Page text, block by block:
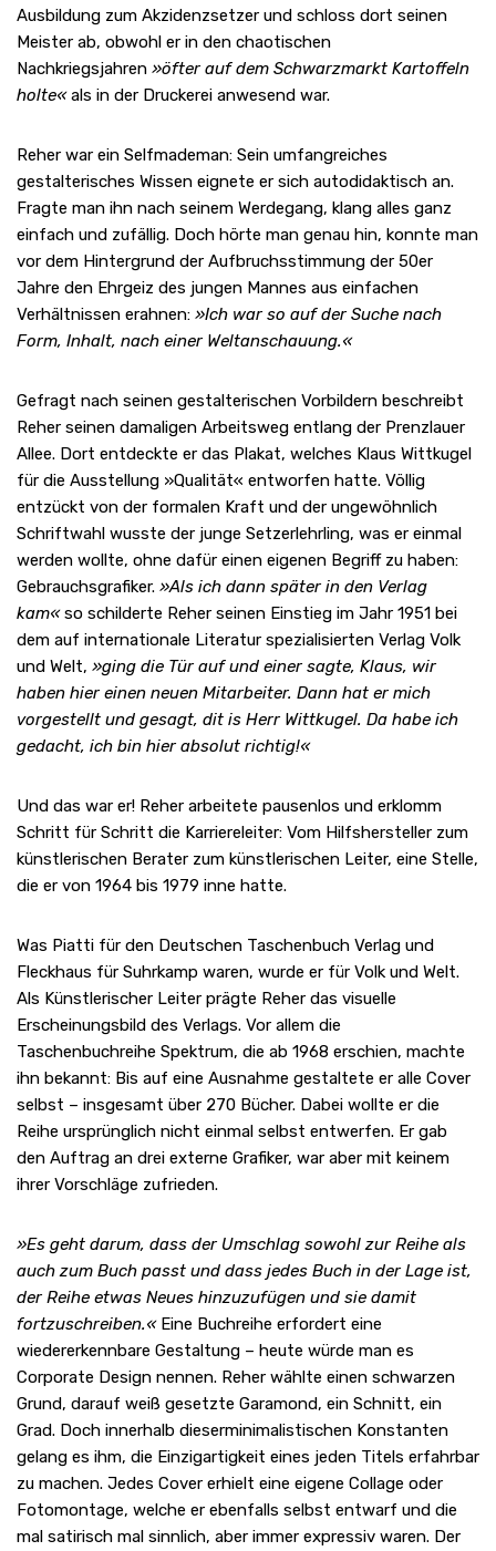
Ausbildung zum Akzidenzsetzer und schloss dort seinen
Meister ab, obwohl er in den chaotischen
Nachkriegsjahren »öfter auf dem Schwarzmarkt Kartoffeln
holte«als in der Druckerei anwesend war.
Reher war ein Selfmademan: Sein umfangreiches
gestalterisches Wissen eignete er sich autodidaktisch an.
Fragte man ihn nach seinem Werdegang, klang alles ganz
einfach und zufällig. Doch hörte man genau hin, konnte man
vor dem Hintergrund der Aufbruchsstimmung der 50er
Jahre den Ehrgeiz des jungen Mannes aus einfachen
Verhältnissen erahnen: »Ich war so auf der Suche nach
Form, Inhalt, nach einer Weltanschauung.«
Gefragt nach seinen gestalterischen Vorbildern beschreibt
Reher seinen damaligen Arbeitsweg entlang der Prenzlauer
Allee. Dort entdeckte er das Plakat, welches Klaus Wittkugel
für die Ausstellung »Qualität« entworfen hatte. Völlig
entzückt von der formalen Kraft und der ungewöhnlich
Schriftwahl wusste der junge Setzerlehrling, was er einmal
werden wollte, ohne dafür einen eigenen Begriff zu haben:
Gebrauchsgrafiker. »Als ich dann später in den Verlag
kam«so schilderte Reher seinen Einstieg im Jahr 1951 bei
dem auf internationale Literatur spezialisierten Verlag Volk
und Welt, »ging die Tür auf und einer sagte, Klaus, wir
haben hier einen neuen Mitarbeiter. Dann hat er mich
vorgestellt und gesagt, dit is Herr Wittkugel. Da habe ich
gedacht, ich bin hier absolut richtig!«
Und das war er! Reher arbeitete pausenlos und erklomm
Schritt für Schritt die Karriereleiter: Vom Hilfshersteller zum
künstlerischen Berater zum künstlerischen Leiter, eine Stelle,
die er von 1964 bis 1979 inne hatte.
Was Piatti für den Deutschen Taschenbuch Verlag und
Fleckhaus für Suhrkamp waren, wurde er für Volk und Welt.
Als Künstlerischer Leiter prägte Reher das visuelle
Erscheinungsbild des Verlags. Vor allem die
Taschenbuchreihe Spektrum, die ab 1968 erschien, machte
ihn bekannt: Bis auf eine Ausnahme gestaltete er alle Cover
selbst – insgesamt über 270 Bücher. Dabei wollte er die
Reihe ursprünglich nicht einmal selbst entwerfen. Er gab
den Auftrag an drei externe Grafiker, war aber mit keinem
ihrer Vorschläge zufrieden.
»Es geht darum, dass der Umschlag sowohl zur Reihe als
auch zum Buch passt und dass jedes Buch in der Lage ist,
der Reihe etwas Neues hinzuzufügen und sie damit
fortzuschreiben.«Eine Buchreihe erfordert eine
wiedererkennbare Gestaltung – heute würde man es
Corporate Design nennen. Reher wählte einen schwarzen
Grund, darauf weiß gesetzte Garamond, ein Schnitt, ein
Grad. Doch innerhalb dieserminimalistischen Konstanten
gelang es ihm, die Einzigartigkeit eines jeden Titels erfahrbar
zu machen. Jedes Cover erhielt eine eigene Collage oder
Fotomontage, welche er ebenfalls selbst entwarf und die
mal satirisch mal sinnlich, aber immer expressiv waren. Der